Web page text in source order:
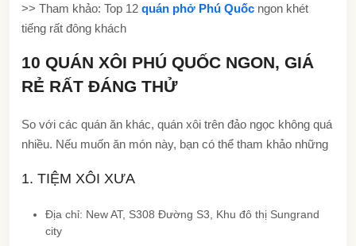
>> Tham khảo: Top 12 quán phở Phú Quốc ngon khét
tiếng rất đông khách
10 QUÁN XÔI PHÚ QUỐC NGON, GIÁ
RẺ RẤT ĐÁNG THỬ
So với các quán ăn khác, quán xôi trên đảo ngọc không quá
nhiều. Nếu muốn ăn món này, bạn có thể tham khảo những
1. TIỆM XÔI XƯA
Địa chỉ: New AT, S308 Đường S3, Khu đô thị Sungrand
city